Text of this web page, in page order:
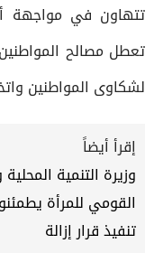
تتهاون في مواجهة
تعطل مصالح
لشكاوى المواطنين
إقرأ أيضاً
وزيرة التنمية
القومي للمرأة
تنفيذ قرار إزالة